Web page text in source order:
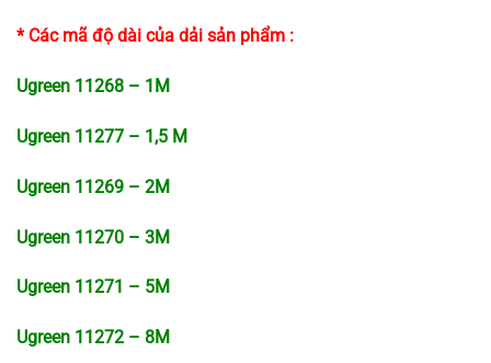
* Các mã độ dài của dải sản phẩm :
Ugreen 11268 – 1M
Ugreen 11277 – 1,5 M
Ugreen 11269 – 2M
Ugreen 11270 – 3M
Ugreen 11271 – 5M
Ugreen 11272 – 8M